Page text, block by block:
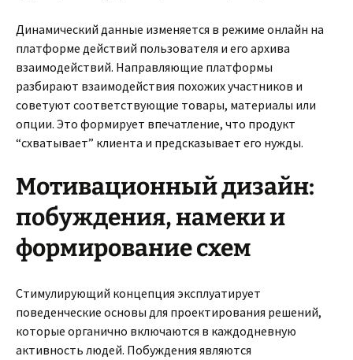
Динамический данные изменяется в режиме онлайн на
платформе действий пользователя и его архива
взаимодействий. Направляющие платформы
разбирают взаимодействия похожих участников и
советуют соответствующие товары, материалы или
опции. Это формирует впечатление, что продукт
“схватывает” клиента и предсказывает его нужды.
Мотивационный дизайн:
побуждения, намеки и
формирование схем
Стимулирующий концепция эксплуатирует
поведенческие основы для проектирования решений,
которые органично включаются в каждодневную
активность людей. Побуждения являются